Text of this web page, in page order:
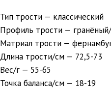
Тип трости — классический
Профиль трости —
Матриал трости —
Длина трости/см — 72,5-73
Вес/г — 55-65
Точка баланса/см — 18-19